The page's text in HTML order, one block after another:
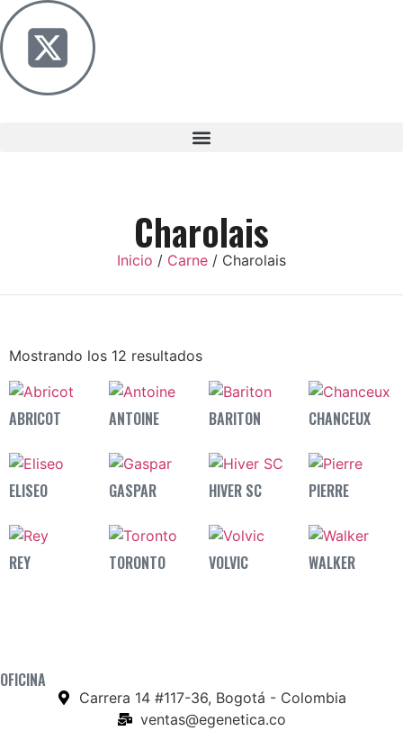
Charolais
Inicio / Carne / Charolais
Mostrando los 12 resultados
ABRICOT ANTOINE BARITON CHANCEUX
ELISEO GASPAR HIVER SC PIERRE
REY TORONTO VOLVIC WALKER
OFICINA
Carrera 14 #117-36, Bogotá - Colombia
ventas@egenetica.co